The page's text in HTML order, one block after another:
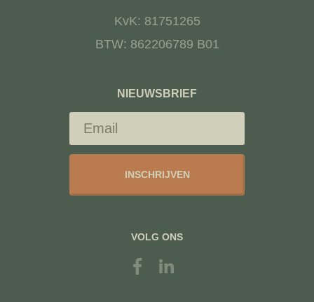
KvK: 81751265
BTW: 862206789 B01
NIEUWSBRIEF
INSCHRIJVEN
VOLG ONS